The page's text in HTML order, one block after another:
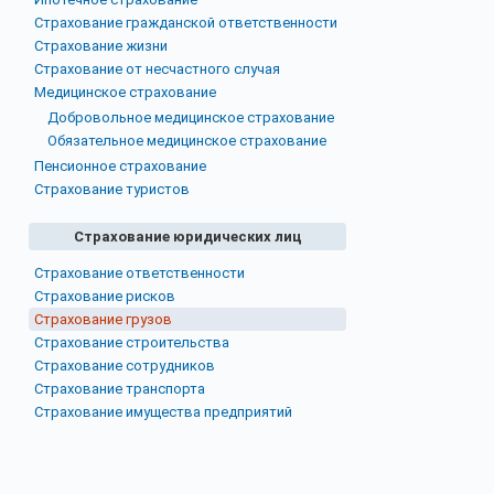
Страхование гражданской ответственности
Страхование жизни
Страхование от несчастного случая
Медицинское страхование
Добровольное медицинское страхование
Обязательное медицинское страхование
Пенсионное страхование
Страхование туристов
Страхование юридических лиц
Страхование ответственности
Страхование рисков
Страхование грузов
Страхование строительства
Страхование сотрудников
Страхование транспорта
Страхование имущества предприятий